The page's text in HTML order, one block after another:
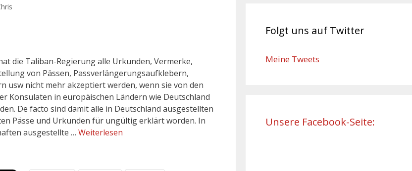
die Taliban-Regierung alle Urkunden, Vermerke,
von Pässen, Passverlängerungsaufklebern,
usw nicht mehr akzeptiert werden, wenn sie von den
Konsulaten in europäischen Ländern wie Deutschland
De facto sind damit alle in Deutschland ausgestellten
Pässe und Urkunden für ungültig erklärt worden. In
ausgestellte … Weiterlesen
Folgt uns auf Twitter
Meine Tweets
Unsere Facebook-Seite: